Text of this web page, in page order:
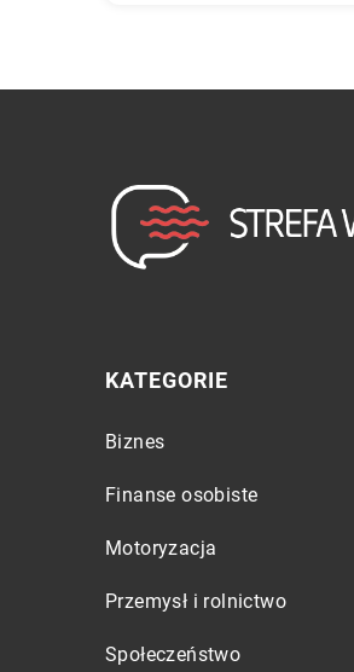
KATEGORIE
Biznes
Finanse osobiste
Motoryzacja
Przemysł i rolnictwo
Społeczeństwo